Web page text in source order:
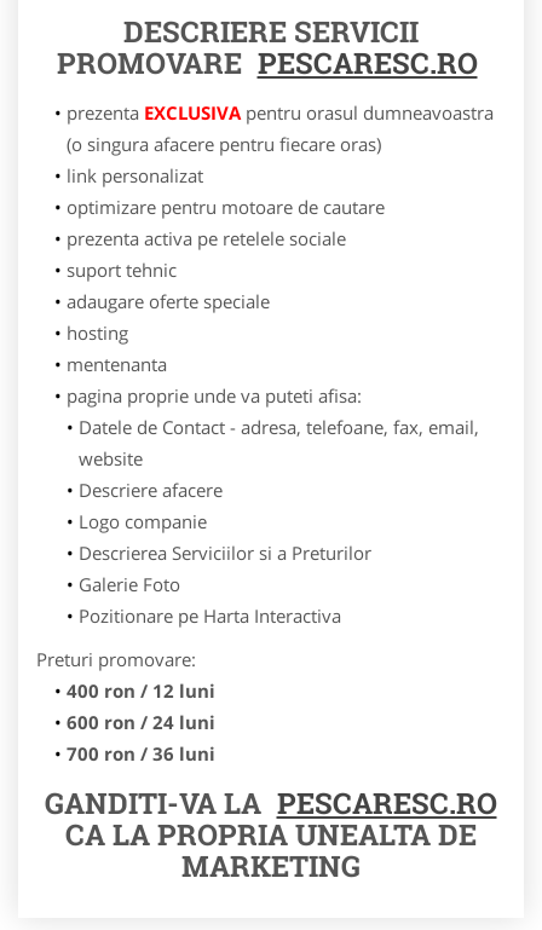
DESCRIERE SERVICII
PROMOVARE PESCARESC.RO
prezenta EXCLUSIVApentru orasul dumneavoastra
(o singura afacere pentru fiecare oras)
link personalizat
optimizare pentru motoare de cautare
prezenta activa pe retelele sociale
suport tehnic
adaugare oferte speciale
hosting
mentenanta
pagina proprie unde va puteti afisa:
Datele de Contact - adresa, telefoane, fax, email,
website
Descriere afacere
Logo companie
Descrierea Serviciilor si a Preturilor
Galerie Foto
Pozitionare pe Harta Interactiva
Preturi promovare:
400 ron / 12 luni
600 ron / 24 luni
700 ron / 36 luni
GANDITI-VA LA PESCARESC.RO
CA LA PROPRIA UNEALTA DE
MARKETING